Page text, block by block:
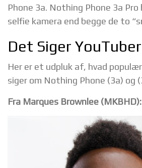
Phone 3a. Nothing Phone 3a Pro
selfie kamera end begge de to
Det Siger
Her er et udpluk af, hvad
siger om Nothing Phone (3a) og
Fra Marques Brownlee (MKBHD):